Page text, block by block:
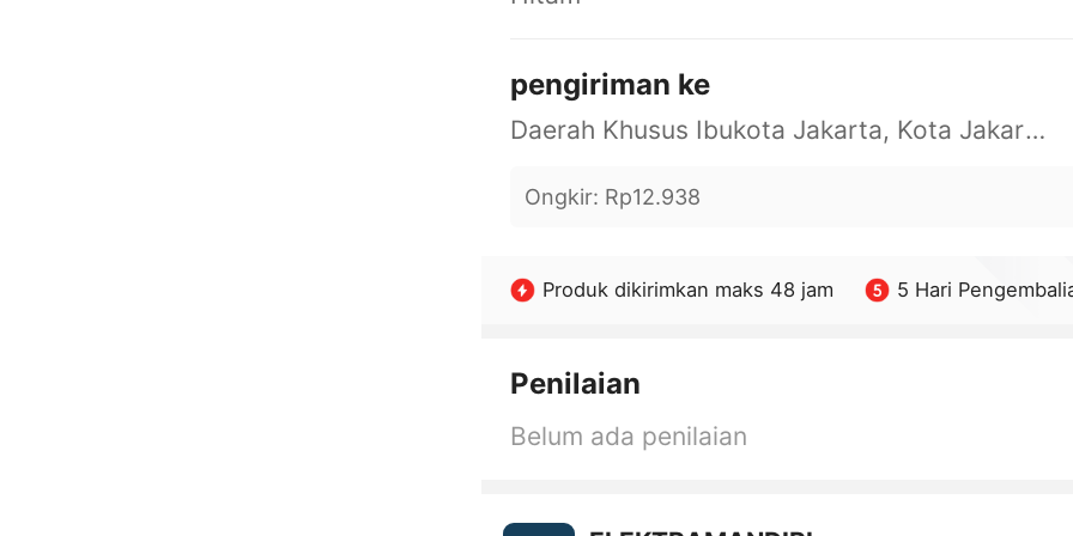
pengiriman ke
Daerah Khusus Ibukota Jakarta, Kota Jakarta Barat, Cengkareng, yy
Ongkir: Rp12.938
Produk dikirimkan maks 48 jam 5 Hari
Penilaian
Belum ada penilaian